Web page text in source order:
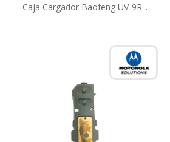
Caja Cargador Baofeng UV-9R...